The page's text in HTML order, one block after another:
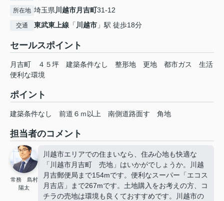
所在地 埼玉県川越市月吉町31-12
交通 東武東上線 「 川越市 」駅 徒歩18分
セールスポイント
月吉町 ４５坪 建築条件なし 整形地 更地 都市ガス 生活
便利な環境
ポイント
建築条件なし 前道６ｍ以上 南側道路面す 角地
担当者のコメント
常務 島村
陽太
川越市エリアでの住まいなら、住み心地も快適な
「川越市月吉町 売地」はいかがでしょうか。川越
月吉郵便局まで154mです。便利なスーパー「エコス
月吉店」まで267mです。土地購入をお考えの方、コ
チラの売地は環境も良くておすすめです。川越市の